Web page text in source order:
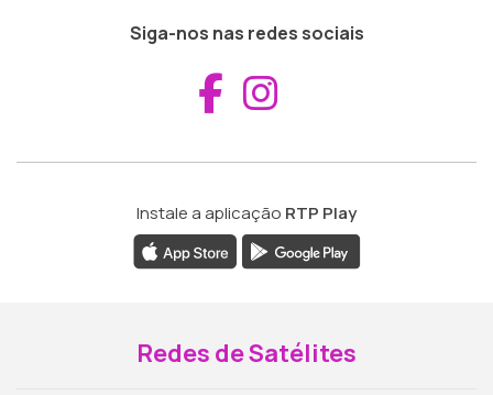
Siga-nos nas redes sociais
Aceder ao
Instale a aplicação RTP Play
Redes de Satélites